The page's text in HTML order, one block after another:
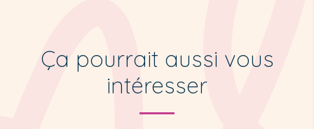
Ça pourrait aussi vous
intéresser